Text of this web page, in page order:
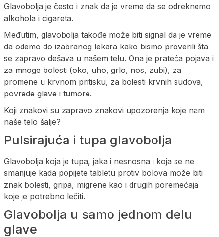
Glavobolja je često i znak da je vreme da se odreknemo
alkohola i cigareta.
Međutim, glavobolja takođe može biti signal da je vreme
da odemo do izabranog lekara kako bismo proverili šta
se zapravo dešava u našem telu. Ona je prateća pojava i
za mnoge bolesti (oko, uho, grlo, nos, zubi), za
promene u krvnom pritisku, za bolesti krvnih sudova,
povrede glave i tumore.
Koji znakovi su zapravo znakovi upozorenja koje nam
naše telo šalje?
Pulsirajuća i tupa glavobolja
Glavobolja koja je tupa, jaka i nesnosna i koja se ne
smanjuje kada popijete tabletu protiv bolova može biti
znak bolesti, gripa, migrene kao i drugih poremećaja
koje je potrebno lečiti.
Glavobolja u samo jednom delu
glave